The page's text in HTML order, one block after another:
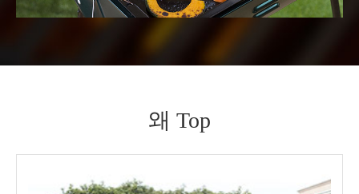
왜 Top